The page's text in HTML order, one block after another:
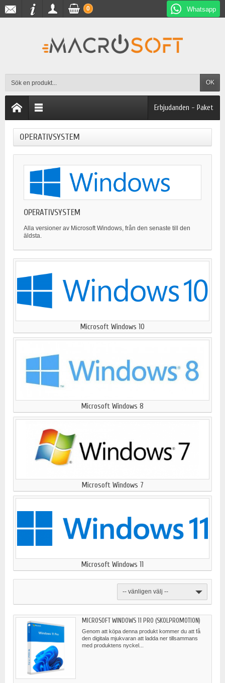
Whatsapp
OK
0
Erbjudanden - Paket
OPERATIVSYSTEM
OPERATIVSYSTEM
Alla versioner av Microsoft Windows, från den senaste till den
äldsta.
Microsoft Windows 10
Microsoft Windows 8
Microsoft Windows 7
Microsoft Windows 11
-- vänligen välj --
MICROSOFT WINDOWS 11 PRO (SKOLPROMOTION)
Genom att köpa denna produkt kommer du att få
den digitala mjukvaran att ladda ner tillsammans
med produktens nyckel...